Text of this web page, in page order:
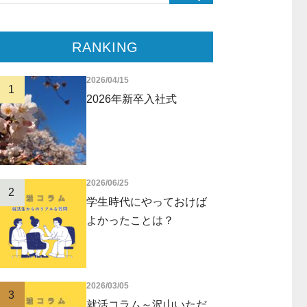
RANKING
1
2026/04/15
2026年新卒入社式
2
2026/06/25
学生時代にやっておけば
よかったことは？
3
2026/03/05